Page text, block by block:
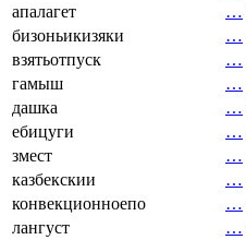
апалагет
…
бизоньикизяки
…
взятьотпуск
…
гамыш
…
дашка
…
ебицуги
…
змест
…
казбекскии
…
конвекционноепо
…
лангуст
…